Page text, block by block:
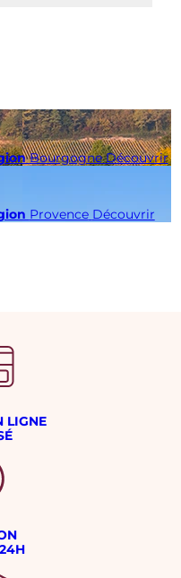
Bourgogne Découvrir
Provence Découvrir
LIGNE